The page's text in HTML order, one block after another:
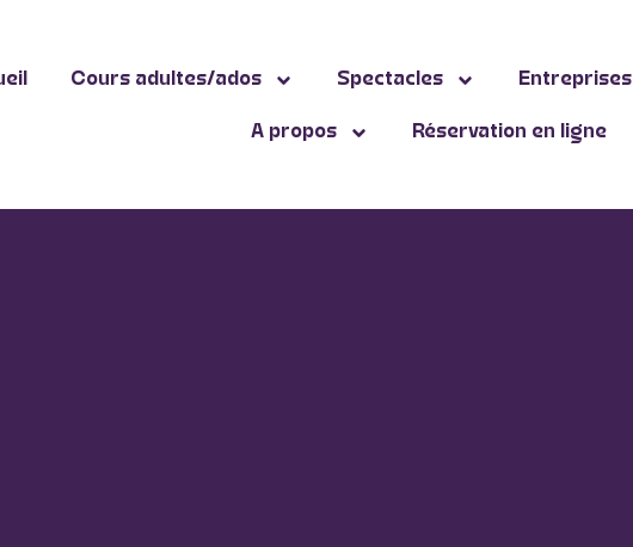
Cours adultes/ados Spectacles Entreprises
A propos Réservation en ligne